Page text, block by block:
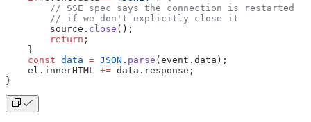
        // SSE spec says the connection is restarted
        // if we don't explicitly close it
        source.
close ();
        return
;
    }
    const
data = JSON . parse (event.data);
    el.innerHTML
+= data.response;
}